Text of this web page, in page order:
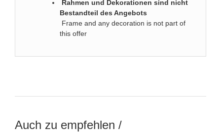
Rahmen und Dekorationen sind nicht
Bestandteil des Angebots
Frame and any decoration is not part of
this offer
Auch zu empfehlen /